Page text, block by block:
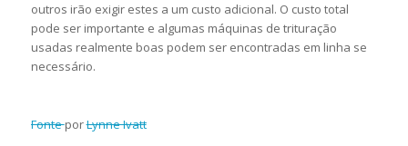
outros irão exigir estes a um custo adicional. O custo total
pode ser importante e algumas máquinas de trituração
usadas realmente boas podem ser encontradas em linha se
necessário.
FonteporLynne Ivatt